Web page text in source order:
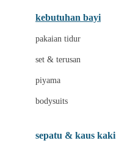
Beauty Barn
kebutuhan bayi
pakaian tidur
set & terusan
piyama
bodysuits
sepatu & kaus kaki